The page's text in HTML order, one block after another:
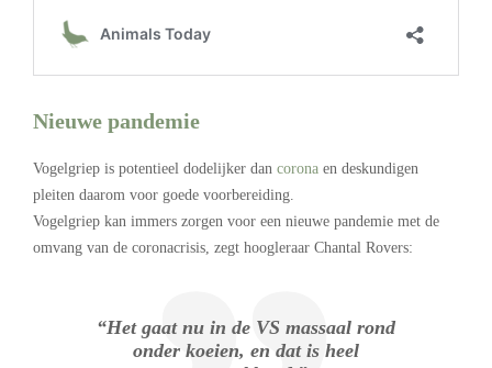
Nieuwe pandemie
Vogelgriep is potentieel dodelijker dan corona en deskundigen
pleiten daarom voor goede voorbereiding.
Vogelgriep kan immers zorgen voor een nieuwe pandemie met de
omvang van de coronacrisis, zegt hoogleraar Chantal Rovers:
“Het gaat nu in de VS massaal rond
onder koeien, en dat is heel